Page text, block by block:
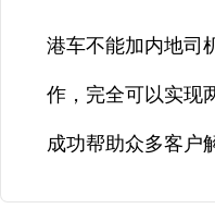
港车不能加内地司
作，完全可以实现
成功帮助众多客户